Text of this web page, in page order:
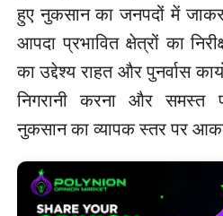
हुए नुकसान का जनपदों में
आपदा प्रभावित क्षेत्रों का
का उद्देश्य राहत और पुनर्वास
निगरानी करना और समस्त
नुकसान का व्यापक स्तर पर